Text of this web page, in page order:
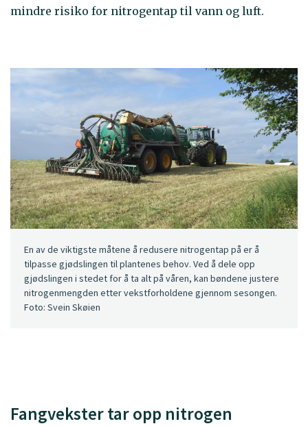
mindre risiko for nitrogentap til vann og luft.
En av de viktigste måtene å redusere nitrogentap på er å
tilpasse gjødslingen til plantenes behov. Ved å dele opp
gjødslingen i stedet for å ta alt på våren, kan bøndene justere
nitrogenmengden etter vekstforholdene gjennom sesongen.
Foto: Svein Skøien
Fangvekster tar opp nitrogen